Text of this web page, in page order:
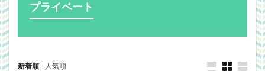
プライベート
新着順 人気順
FF14
FinalFantasyⅪ
MO